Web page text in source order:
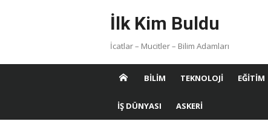
İlk Kim Buldu
İcatlar – Mucitler – Bilim Adamları
BILIM TEKNOLOJI EĞITIM
İŞ DÜNYASI ASKERI